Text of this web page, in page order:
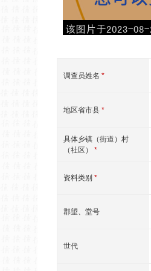
调查员姓名 *
地区省市县 *
具体乡镇（街道）村
（社区） *
资料类别 *
郡望、堂号
世代